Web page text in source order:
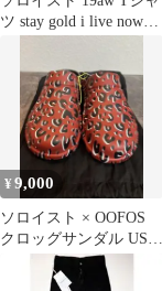
ツ stay gold i live now
¥9,000
ソロイスト × OOFOS
クロッグサンダル US9
レオパード レッド